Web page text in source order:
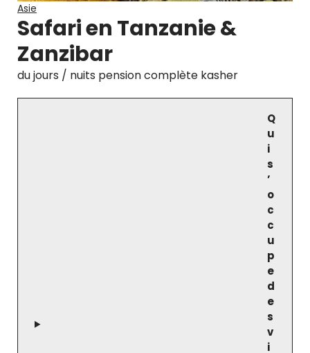
Asie
Safari en Tanzanie &
Zanzibar
du jours / nuits pension complète kasher
Q
u
i
s
’
o
c
c
u
p
e
d
e
s
v
i